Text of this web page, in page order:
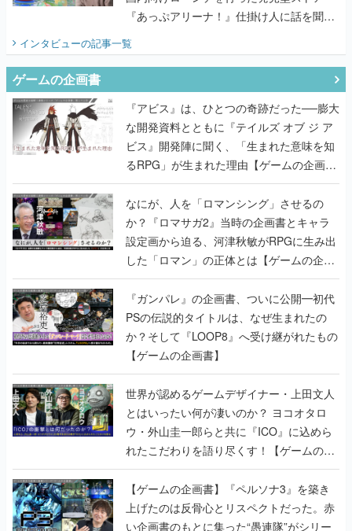
『あっぷアリーナ！』仕掛け人に話を聞い
インタビューの記事一覧
ゲームの企画書
『アビス』は、ひとつの奇跡だった──膨大
な開発資料とともに『テイルズ オブ ジ ア
ビス』開発陣に聞く、「生まれた意味を知
るRPG」が生まれた理由【ゲームの企画
書】
なにが、人を「ロマンシング」させるの
か？『ロマサガ2』当時の企画書とキャラ
設定画から迫る、河津秋敏がRPGに生み出
した「ロマン」の正体とは【ゲームの企画
書】
『ガンパレ』の企画書、ついに公開━初代
PSの伝説的タイトルは、なぜ生まれたの
か？そして『LOOP8』へ受け継がれたもの
【ゲームの企画書】
世界が認めるゲームデザイナー・上田文人
とはいったい何が凄いのか？ ヨコオタロ
ウ・外山圭一郎らと共に『ICO』に込めら
れたこだわりを語り尽くす！【ゲームの企
画書】
【ゲームの企画書】『ペルソナ3』を築き
上げたのは反骨心とリスペクトだった。赤
い企画書のもとに集った“愚連隊”がシリー